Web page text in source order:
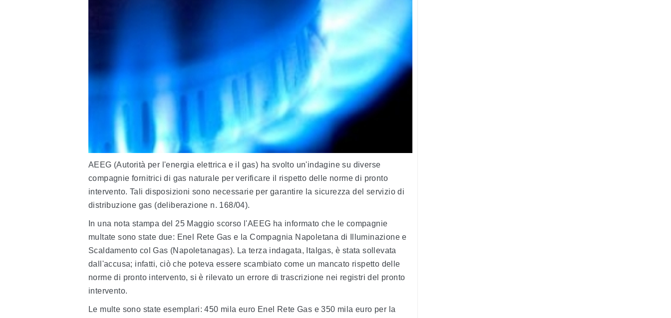
AEEG (Autorità per l'energia elettrica e il gas) ha svolto un'indagine su diverse
compagnie fornitrici di gas naturale per verificare il rispetto delle norme di pronto
intervento. Tali disposizioni sono necessarie per garantire la sicurezza del servizio di
distribuzione gas (deliberazione n. 168/04).
In una nota stampa del 25 Maggio scorso l'AEEG ha informato che le compagnie
multate sono state due: Enel Rete Gas e la Compagnia Napoletana di Illuminazione e
Scaldamento col Gas (Napoletanagas). La terza indagata, Italgas, è stata sollevata
dall'accusa; infatti, ciò che poteva essere scambiato come un mancato rispetto delle
norme di pronto intervento, si è rilevato un errore di trascrizione nei registri del pronto
intervento.
Le multe sono state esemplari: 450 mila euro Enel Rete Gas e 350 mila euro per la